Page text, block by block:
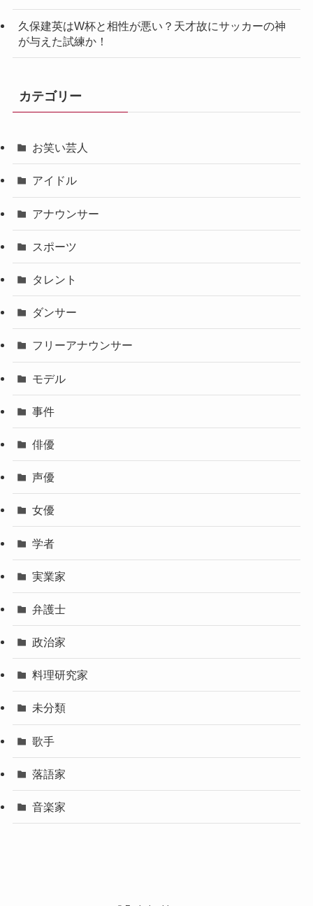
久保建英はW杯と相性が悪い？天才故にサッカーの神
が与えた試練か！
カテゴリー
お笑い芸人
アイドル
アナウンサー
スポーツ
タレント
ダンサー
フリーアナウンサー
モデル
事件
俳優
声優
女優
学者
実業家
弁護士
政治家
料理研究家
未分類
歌手
落語家
音楽家